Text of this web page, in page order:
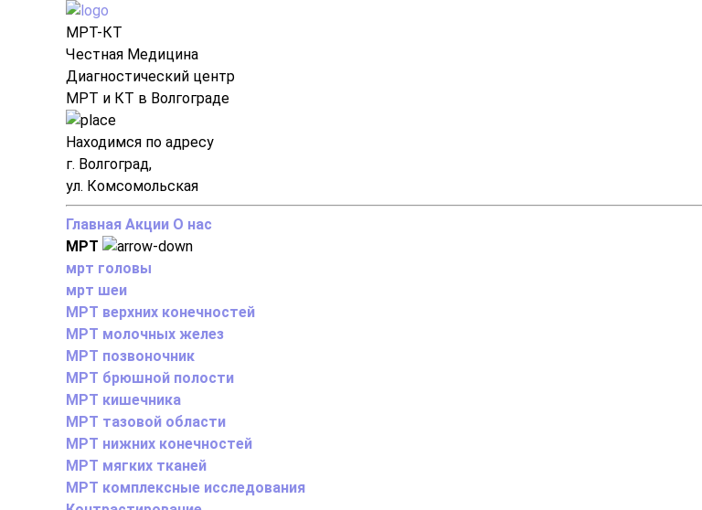
МРТ-КТ
Честная Медицина
Диагностический центр
МРТ и КТ в Волгограде
Находимся по адресу
г. Волгоград,
ул. Комсомольская
Главная Акции О нас
МРТ
мрт головы
мрт шеи
МРТ верхних конечностей
МРТ молочных желез
МРТ позвоночник
МРТ брюшной полости
МРТ кишечника
МРТ тазовой области
МРТ нижних конечностей
МРТ мягких тканей
МРТ комплексные исследования